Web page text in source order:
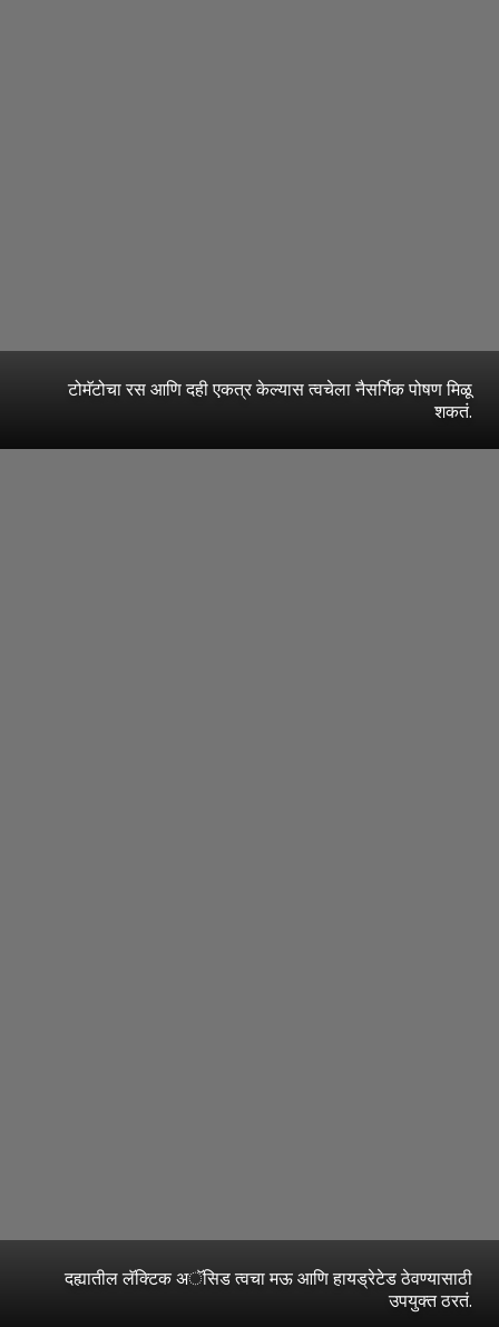
टोमॅटोचा रस आणि दही एकत्र केल्यास त्वचेला नैसर्गिक पोषण मिळू
शकतं.
दह्यातील लॅक्टिक अॅसिड त्वचा मऊ आणि हायड्रेटेड ठेवण्यासाठी
उपयुक्त ठरतं.